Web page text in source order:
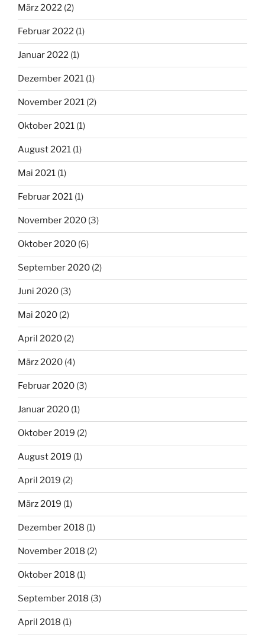
März 2022 (2)
Februar 2022 (1)
Januar 2022 (1)
Dezember 2021 (1)
November 2021 (2)
Oktober 2021 (1)
August 2021 (1)
Mai 2021 (1)
Februar 2021 (1)
November 2020 (3)
Oktober 2020 (6)
September 2020 (2)
Juni 2020 (3)
Mai 2020 (2)
April 2020 (2)
März 2020 (4)
Februar 2020 (3)
Januar 2020 (1)
Oktober 2019 (2)
August 2019 (1)
April 2019 (2)
März 2019 (1)
Dezember 2018 (1)
November 2018 (2)
Oktober 2018 (1)
September 2018 (3)
April 2018 (1)